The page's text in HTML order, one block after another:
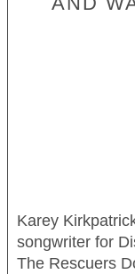
Karey
songwriter for
The Rescuers